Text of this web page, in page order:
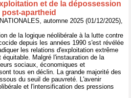
et de la dépossession
apartheid
automne 2025 (01/12/2025),
de la logique néolibérale à la lutte contre
depuis les années 1990 s'est révélée
les relations d'exploitation extrême
Malgré l'instauration de la
sociaux, économiques et
tous en déclin. La grande majorité des
du seuil de pauvreté. L'avenir
et l'intensification des pressions